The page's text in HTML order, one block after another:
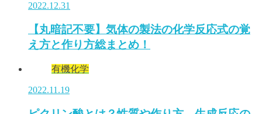
2022.12.31
【丸暗記不要】気体の製法の化学反応式の覚
え方と作り方総まとめ！
有機化学
2022.11.19